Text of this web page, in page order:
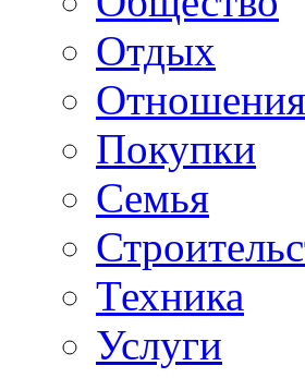
Отдых
Отношения
Покупки
Семья
Техника
Услуги